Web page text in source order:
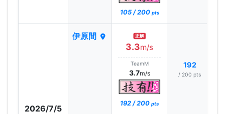
105 / 200 pts
2026/7/5
伊原間 正解
3.3m/s
TeamM
3.7m/s
192 / 200 pts
192
/ 200 pts